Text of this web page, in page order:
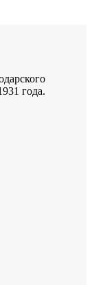
года.